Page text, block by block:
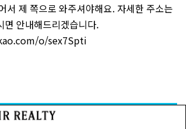
서 제 쪽으로 와주셔야해요. 자세한 주소는
면 안내해드리겠습니다.
o/sex7Spti